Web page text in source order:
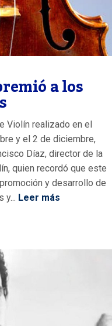
a los
Violín realizado en el
y el 2 de diciembre,
Díaz, director de la
quien recordó que este
y desarrollo de
y... Leer más